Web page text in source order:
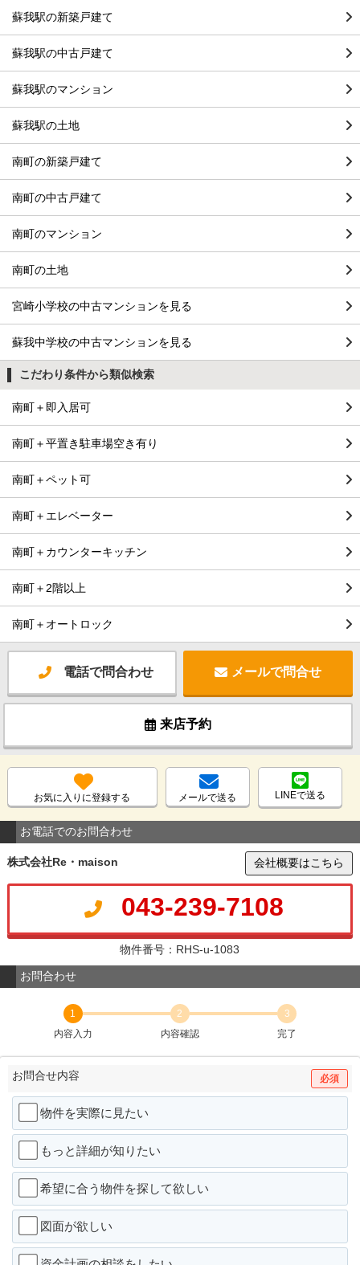
蘇我駅の新築戸建て
蘇我駅の中古戸建て
蘇我駅のマンション
蘇我駅の土地
南町の新築戸建て
南町の中古戸建て
南町のマンション
南町の土地
宮崎小学校の中古マンションを見る
蘇我中学校の中古マンションを見る
こだわり条件から類似検索
南町＋即入居可
南町＋平置き駐車場空き有り
南町＋ペット可
南町＋エレベーター
南町＋カウンターキッチン
南町＋2階以上
南町＋オートロック
電話で問合わせ メールで問合せ
来店予約
お気に入りに登録する メールで送る LINEで送る
お電話でのお問合わせ
株式会社Re・maison 会社概要はこちら
043-239-7108
物件番号：RHS-u-1083
お問合わせ
1
内容入力
2
内容確認
3
完了
お問合せ内容 必須
物件を実際に見たい
もっと詳細が知りたい
希望に合う物件を探して欲しい
図面が欲しい